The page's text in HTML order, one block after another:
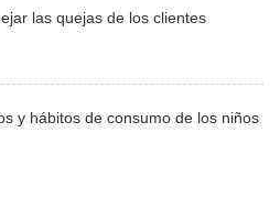
las quejas de los clientes
y hábitos de consumo de los niños